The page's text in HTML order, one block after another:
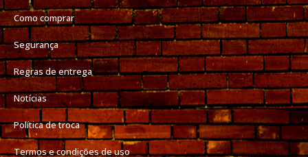
Como comprar
Segurança
Regras de entrega
Notícias
Política de troca
Termos e condições de uso